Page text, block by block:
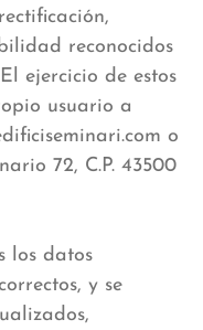
reconocidos
ejercicio de estos
usuario a
o
72, C.P. 43500
los datos
y se